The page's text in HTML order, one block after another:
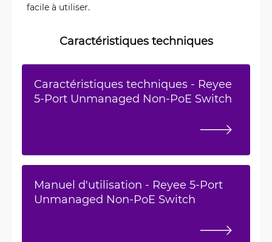
facile à utiliser.
Caractéristiques techniques
Caractéristiques techniques - Reyee
5-Port Unmanaged Non-PoE Switch
Manuel d'utilisation - Reyee 5-Port
Unmanaged Non-PoE Switch